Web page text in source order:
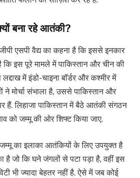
बना रहे आतंकी?
एसपी वैद्य का कहना है कि इससे इनकार
कि इस पूरे मामले में पाकिस्तान और चीन की
में इंडो-चाइना बॉर्डर और कश्मीर में
ने मोर्चा संभाला है, उससे पाकिस्तान और
हैं. लिहाजा पाकिस्तान में बैठे आतंकी संगठन
को जम्मू की ओर शिफ्ट किया जाए.
जम्मू का इलाका आतंकियों के लिए उपयुक्त है
है जो कि घने जंगलों से पटा पड़ा है, वहीं इस
भी ज्यादा बेहतर नहीं है. ऐसे में जब कोई